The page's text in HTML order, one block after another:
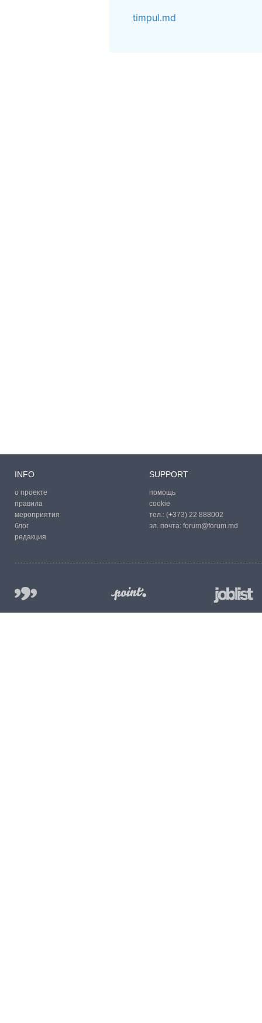
timpul.md
INFO
о проекте
правила
мероприятия
блог
редакция
SUPPORT
помощь
cookie
тел.: (+373) 22 888002
эл. почта: forum@forum.md